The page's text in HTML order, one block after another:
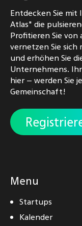
Entdecken Sie
Atlas" die
Profitieren Sie
vernetzen Sie
und erhöhen Sie
Unternehmens.
hier – werden Sie
Gemeinschaft!
Menu
Startups
Kalender